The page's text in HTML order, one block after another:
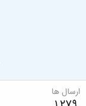
ارسال ها